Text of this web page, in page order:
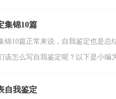
集锦10篇
锦10篇正常来说，自我鉴定也是
该怎么写自我鉴定呢？以下是小编
自我鉴定